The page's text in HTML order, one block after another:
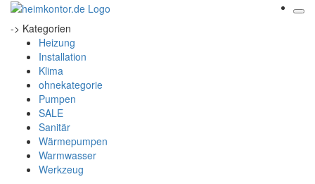
-> Kategorien
Heizung
Installation
Klima
ohnekategorie
Pumpen
SALE
Sanitär
Wärmepumpen
Warmwasser
Werkzeug